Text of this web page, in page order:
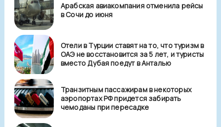
Арабская авиакомпания отменила рейсы
в Сочи до июня
Отели в Турции ставят на то, что туризм в
ОАЭ не восстановится за 5 лет, и туристы
вместо Дубая поедут в Анталью
Транзитным пассажирам в некоторых
аэропортах РФ придется забирать
чемоданы при пересадке